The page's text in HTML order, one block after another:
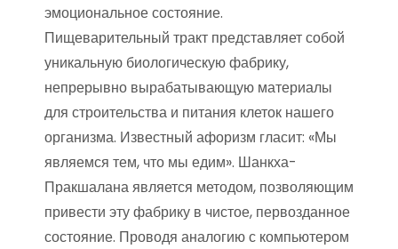
эмоциональное состояние.
Пищеварительный тракт представляет собой
уникальную биологическую фабрику,
непрерывно вырабатывающую материалы
для строительства и питания клеток нашего
организма. Известный афоризм гласит: «Мы
являемся тем, что мы едим». Шанкха-
Пракшалана является методом, позволяющим
привести эту фабрику в чистое, первозданное
состояние. Проводя аналогию с компьютером